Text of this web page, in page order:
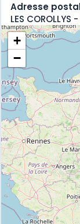
Adresse
LES COROLLYS
+
−